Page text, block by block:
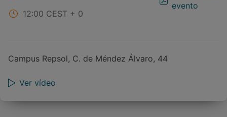
12:00 CEST + 0
evento
Campus Repsol, C. de Méndez Álvaro, 44
Ver vídeo